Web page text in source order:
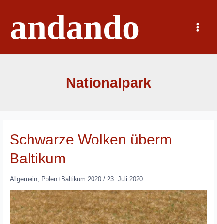
springenandando
Main
Menu
Nationalpark
Schwarze Wolken überm
Baltikum
Allgemein, Polen+Baltikum 2020/ 23. Juli 2020